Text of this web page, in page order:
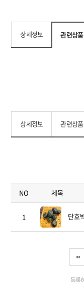
상세정보 관련상품
상세정보 관련상품